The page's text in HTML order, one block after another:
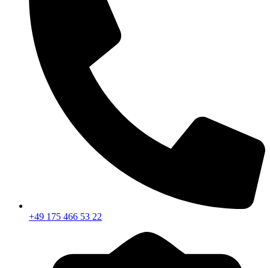
+49 175 466 53 22